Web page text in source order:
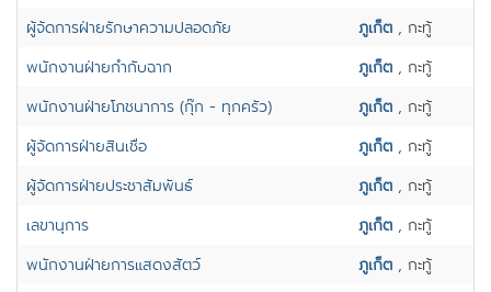
ผู้จ้ดการฝ่ายรักษาความปลอดภัย
ภูเก็ต , กะทู้
พนักงานฝ่ายกำกับฉาก
ภูเก็ต , กะทู้
พนักงานฝ่ายโภชนาการ (กุ๊ก - ทุกครัว)
ภูเก็ต , กะทู้
ผู้จัดการฝ่ายสินเชื่อ
ภูเก็ต , กะทู้
ผู้จัดการฝ่ายประชาสัมพันธ์
ภูเก็ต , กะทู้
เลขานุการ
ภูเก็ต , กะทู้
พนักงานฝ่ายการแสดงสัตว์
ภูเก็ต , กะทู้